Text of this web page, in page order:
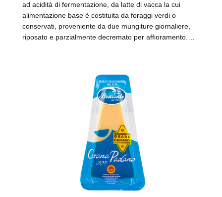
ad acidità di fermentazione, da latte di vacca la cui
alimentazione base è costituita da foraggi verdi o
conservati, proveniente da due mungiture giornaliere,
riposato e parzialmente decremato per affioramento.…